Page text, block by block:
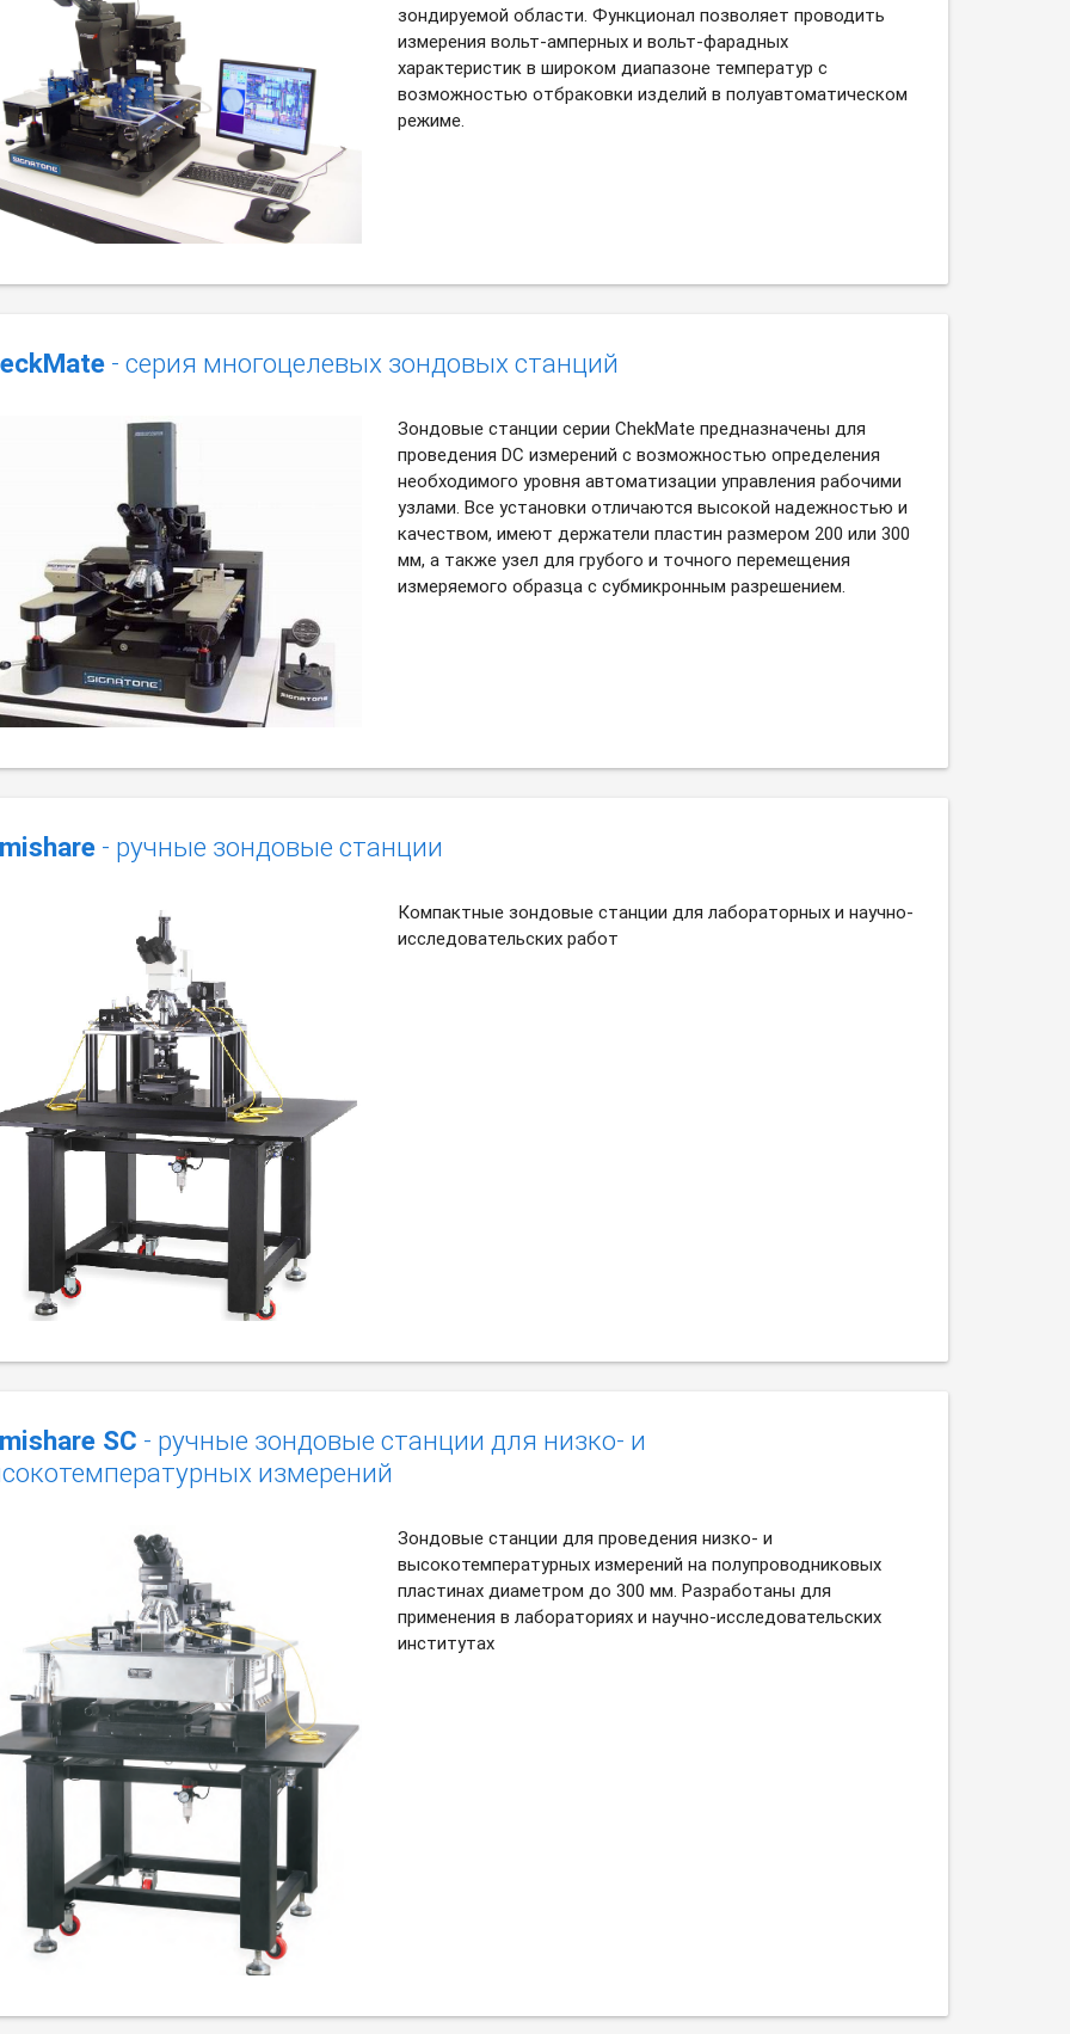
зондируемой области. Функционал позволяет проводить
измерения вольт-амперных и вольт-фарадных
характеристик в широком диапазоне температур с
возможностью отбраковки изделий в полуавтоматическом
режиме.
- серия многоцелевых зондовых станций
Зондовые станции серии ChekMate предназначены для
проведения DC измерений с возможностью определения
необходимого уровня автоматизации управления рабочими
узлами. Все установки отличаются высокой надежностью и
качеством, имеют держатели пластин размером 200 или 300
мм, а также узел для грубого и точного перемещения
измеряемого образца с субмикронным разрешением.
- ручные зондовые станции
Компактные зондовые станции для лабораторных и научно-
исследовательских работ
SC - ручные зондовые станции для низко- и
измерений
Зондовые станции для проведения низко- и
высокотемпературных измерений на полупроводниковых
пластинах диаметром до 300 мм. Разработаны для
применения в лабораториях и научно-исследовательских
институтах